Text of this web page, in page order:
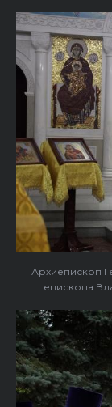
Архиепископ
епископа